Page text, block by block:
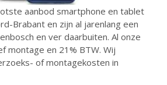
aanbod smartphone en tablet
Brabant en zijn al jarenlang een
en ver daarbuiten. Al onze
montage en 21% BTW. Wij
of montagekosten in